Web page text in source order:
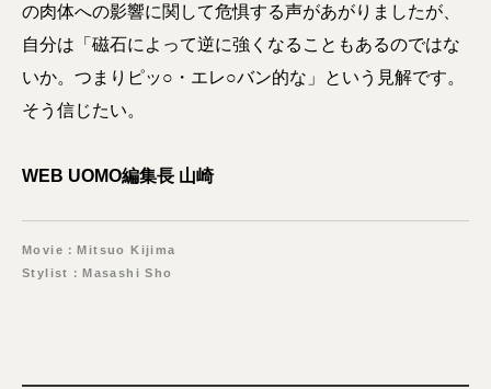
の肉体への影響に関して危惧する声があがりましたが、
自分は「磁石によって逆に強くなることもあるのではな
いか。つまりピッ○・エレ○バン的な」という見解です。
そう信じたい。
WEB UOMO編集長 山崎
Movie：Mitsuo Kijima
Stylist：Masashi Sho